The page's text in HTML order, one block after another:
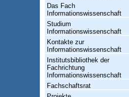
c
h
r
i
c
h
Das Fach
Informationswissenschaft
Studium
Informationswissenschaft
Kontakte zur
Informationswissenschaft
Institutsbibliothek der
Fachrichtung
Informationswissenschaft
Fachschaftsrat